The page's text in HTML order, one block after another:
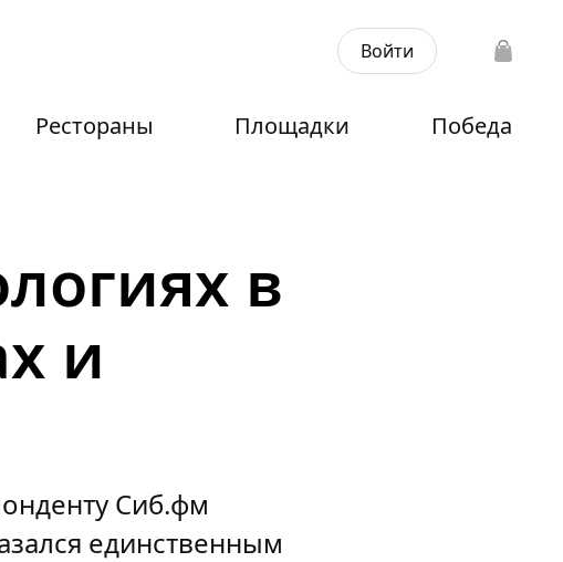
Войти
Рестораны Площадки Победа
в
и
Сиб.фм
единственным